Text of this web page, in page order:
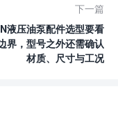
下一篇
液压油泵配件选型要看
界，型号之外还需确认
材质、尺寸与工况